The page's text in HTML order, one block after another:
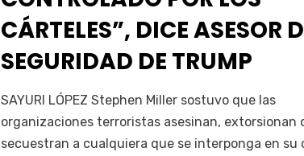
CÁRTELES”, DICE ASESOR
SEGURIDAD DE TRUMP
porFernando Miranda Servín
SAYURI LÓPEZ Stephen Miller sostuvo que las
organizaciones terroristas asesinan, extorsionan
secuestran a cualquiera que se interponga en su